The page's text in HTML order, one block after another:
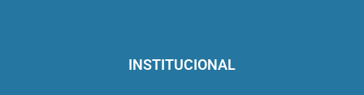
INSTITUCIONAL